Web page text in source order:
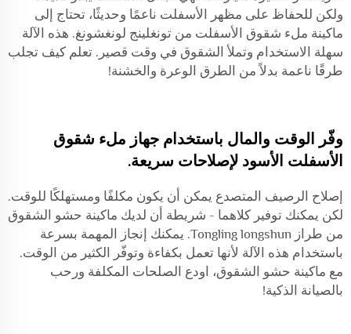
ولكن للحفاظ على مظهر الأسفلت ناعمًا وحديثًا، تحتاج إلى
ماكينة ملء شقوق الأسفلت من تونغلينج لونغشونغ. هذه الآلة
سهلة الاستخدام وتملأ الشقوق في وقت قصير. تعلم كيف تجلب
طرقًا ناعمة بدلاً من الطرق الوعرة والخشنة!
وفّر الوقت والمال باستخدام جهاز ملء شقوق
الأسفلت الأسود لإصلاحات سريعة.
إصلاح الرصيف المتصدع يمكن أن يكون مكلفًا ومستهلكًا للوقت.
لكن يمكنك توفير كلاهما - شريطة أن لديك ماكينة حشو الشقوق
من طراز Tongling longshun. يمكنك إنجاز المهمة بسرعة
باستخدام هذه الآلة لأنها تعمل بكفاءة وتوفّر الكثير من الوقت.
مع ماكينة حشو الشقوق، اودع الصلحات المكلفة ورحب
بالصيانة الذكية!